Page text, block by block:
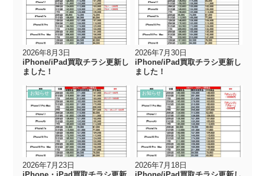
2026年8月3日
iPhone/iPad買取チラシ更新し
ました！
2026年7月30日
iPhone/iPad買取チラシ更新し
ました！
お知らせ
2026年7月23日
お知らせ
2026年7月18日